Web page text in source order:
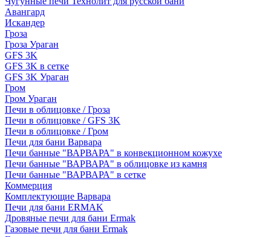
Авангард
Искандер
Гроза
Гроза Ураган
GFS 3K
GFS 3K в сетке
GFS 3K Ураган
Гром
Гром Ураган
Печи в облицовке / Гроза
Печи в облицовке / GFS 3K
Печи в облицовке / Гром
Печи для бани Варвара
Печи банные "ВАРВАРА" в конвекционном кожухе
Печи банные "ВАРВАРА" в облицовке из камня
Печи банные "ВАРВАРА" в сетке
Коммерция
Комплектующие Варвара
Печи для бани ERMAK
Дровяные печи для бани Ermak
Газовые печи для бани Ermak